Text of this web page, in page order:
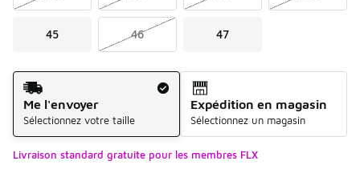
45 46 47
Mode d'expédition
Me l'envoyer
Sélectionnez votre taille
Expédition en magasin
Sélectionnez un magasin
Livraison standard gratuite pour les membres FLX